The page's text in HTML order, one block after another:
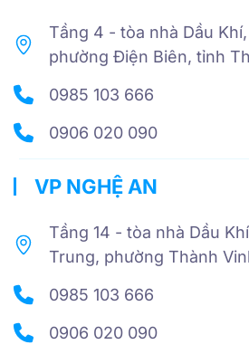
Tầng 4 - tòa nhà Dầu
phường Điện Biên, tỉnh
0985 103 666
0906 020 090
VP NGHỆ AN
Tầng 14 - tòa nhà Dầu
Trung, phường Thành
0985 103 666
0906 020 090